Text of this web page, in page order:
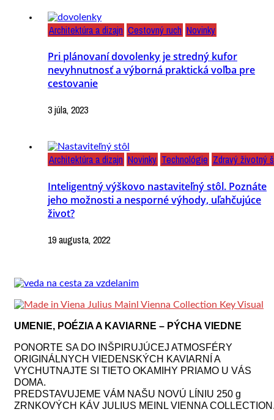
Architektúra a dizajn Cestovný ruch Novinky
Pri plánovaní dovolenky je stredný kufor
nevyhnutnosť a výborná praktická voľba pre
cestovanie
3 júla, 2023
Architektúra a dizajn Novinky Technológie Zdravý životný
Inteligentný výškovo nastaviteľný stôl. Poznáte
jeho možnosti a nesporné výhody, uľahčujúce
život?
19 augusta, 2022
UMENIE, POÉZIA A KAVIARNE – PÝCHA VIEDNE
PONORTE SA DO INŠPIRUJÚCEJ ATMOSFÉRY
ORIGINÁLNYCH VIEDENSKÝCH KAVIARNÍ A
VYCHUTNAJTE SI TIETO OKAMIHY PRIAMO U VÁS
DOMA.
PREDSTAVUJEME VÁM NAŠU NOVÚ LÍNIU 250 g
ZRNKOVÝCH KÁV JULIUS MEINL VIENNA